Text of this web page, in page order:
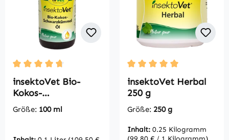
Durchschnittliche Bewertung von 4.67 von 5 Sternen
insektoVet Bio-
Kokos-
Schwarzkümmel-Öl
100 ml
Größe: 100 ml
Durchschnittliche
insektoVet Herbal
250 g
Größe: 250 g
Inhalt: 0.25 Kilogramm